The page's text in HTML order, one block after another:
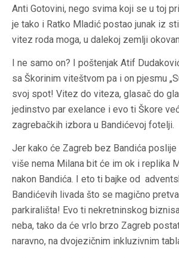
Anti Gotovini, nego svima koji se u toj
je tako i Ratko Mladić postao junak iz
vitez roda moga, u dalekoj zemlji
I ne samo on? I poštenjak Atif
sa Škorinim viteštvom pa i on pjesmu
svoj spot! Vitez do viteza, glasač do
jedinstvo par exelance i evo ti Škore
zagrebačkih izbora u Bandićevoj fotelji.
Jer kako će Zagreb bez Bandića poslije
više nema Milana bit će im ok i replika
nakon Bandića. I eto ti bajke od
Bandićevih livada što se magično
parkirališta! Evo ti nekretninskog
neba, tako da će vrlo brzo Zagreb
naravno, na dvojezičnim inkluzivnim